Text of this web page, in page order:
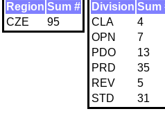
Region Sum #
CZE
95
Division Sum
CLA
4
OPN
7
PDO
13
PRD
35
REV
5
STD
31